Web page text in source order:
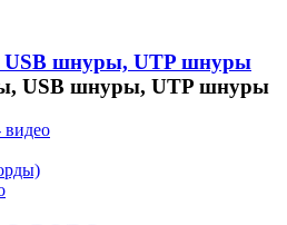
USB шнуры, UTP шнуры
видео